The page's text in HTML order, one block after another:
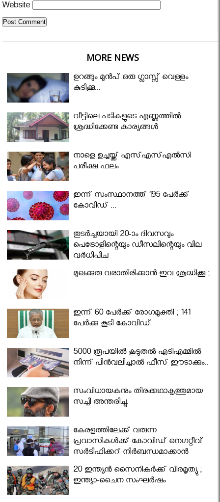
Website
MORE NEWS
ഉറങ്ങും മുന്‍പ് ഒരു ഗ്ലാസ്സ് വെള്ളം
കുടിക്കൂ...
വീട്ടിലെ പടികളുടെ എണ്ണത്തിൽ
ശ്രദ്ധിക്കേണ്ട കാര്യങ്ങൾ
നാളെ ഉച്ചയ്ക്ക് എസ്എസ്എല്‍സി
പരീക്ഷ ഫലം
ഇന്ന് സംസ്ഥാനത്ത് 195 പേര്‍ക്ക്
കോവിഡ് ...
തുടർച്ചയായി 20-ാം ദിവസവും
പെട്രോളിന്റെയും ഡീസലിന്റെയും വില
വര്‍ധിപ്പിച്ചു
മുഖക്കുരു വരാതിരിക്കാന്‍ ഇവ ശ്രദ്ധിക്കൂ ;
ഇന്ന് 60 പേർക്ക് രോഗമുക്തി ; 141
പേര്‍ക്കു കൂടി കോവിഡ്
5000 രൂപയിൽ കൂടുതൽ എടിഎമ്മിൽ
നിന്ന് പിൻവലിച്ചാൽ ഫീസ് ഈടാക്കും..
സംവിധായകനും തിരക്കഥാകൃത്തുമായ
സച്ചി അന്തരിച്ചു.
കേരളത്തിലേക്ക് വരുന്ന
പ്രവാസികള്‍ക്ക് കോവിഡ് നെഗറ്റീവ്
സര്‍ട്ടിഫിക്കറ്റ് നിർബന്ധമാക്കാൻ
മന്ത്രിസഭ
20 ഇന്ത്യൻ സൈനികർക്ക് വീരമൃത്യു ;
ഇന്ത്യാ-ചൈന സംഘർഷം